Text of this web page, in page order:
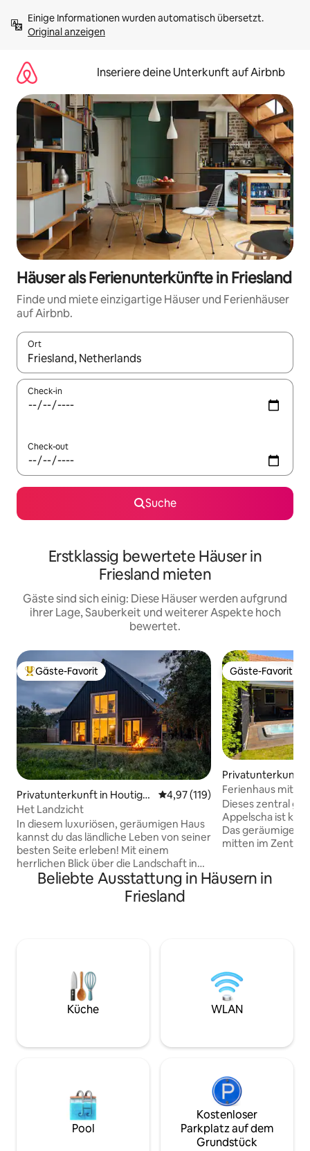
Inhalten
springenOriginal anzeigen
Inseriere deine Unterkunft auf Airbnb
Häuser als Ferienunterkünfte in Friesland
Finde und miete einzigartige Häuser und Ferienhäuser
auf Airbnb.
Ort
Wenn Ergebnisse verfügbar sind, navigiere mit den
Check-in
Check-out
Suche
Erstklassig bewertete Häuser in
Friesland mieten
Gäste sind sich einig: Diese Häuser werden aufgrund
ihrer Lage, Sauberkeit und weiterer Aspekte hoch
bewertet.
Beliebter Gäste-Favorit.
Gäste-Favorit
Privatunterkunft in Houtige
hage
Durchschnittliche Bewertung:
4,97 (119)
Het Landzicht
In diesem luxuriösen, geräumigen Haus
kannst du das ländliche Leben von seiner
besten Seite erleben! Mit einem
herrlichen Blick über die Landschaft in
der charakteristischen Landschaft des
friesischen Waldes ist es wunderbar zum
die Alpakas im Hof. Das Landzicht ist ein
schöner Ausgangspunkt um die
Umgebung zu erkunden. Das Hotel liegt
in der Nähe von Naturschutzgebieten,
Gäste-Favorit
Gäste-Favorit
Privatunterkunft
ha
Ferienhaus mit
Dieses zentral
Appelscha ist
Das geräumige
mitten im
Gehminuten von
Geschäften
ausgestattet, wie
Kombi-Backofen.
Umgebung gibt
Beliebte Ausstattung in Häusern in
Friesland
Küche WLAN
Pool
Kostenloser
Parkplatz auf dem
Grundstück